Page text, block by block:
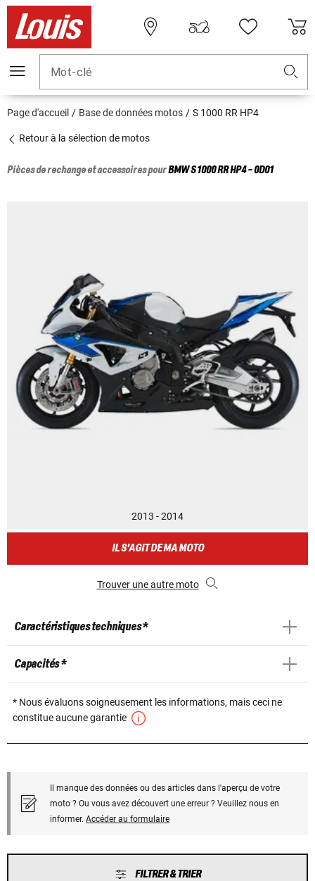
Mot-clé
Page d'accueil Base de données motos S 1000 RR HP4
Retour à la sélection de motos
Pièces de rechange et accessoires pourBMWS 1000 RR HP4 - 0D01
2013 - 2014
IL S'AGIT DE MA MOTO
Trouver une autre moto
Caractéristiques techniques *
Capacités *
* Nous évaluons soigneusement les informations, mais ceci ne
constitue aucune garantie
Il manque des données ou des articles dans l'aperçu de votre
moto ? Ou vous avez découvert une erreur ? Veuillez nous en
informer. Accéder au formulaire
FILTRER & TRIER